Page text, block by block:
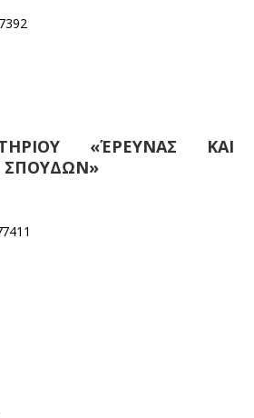
«ΈΡΕΥΝΑΣ
ΣΠΟΥΔΩΝ»